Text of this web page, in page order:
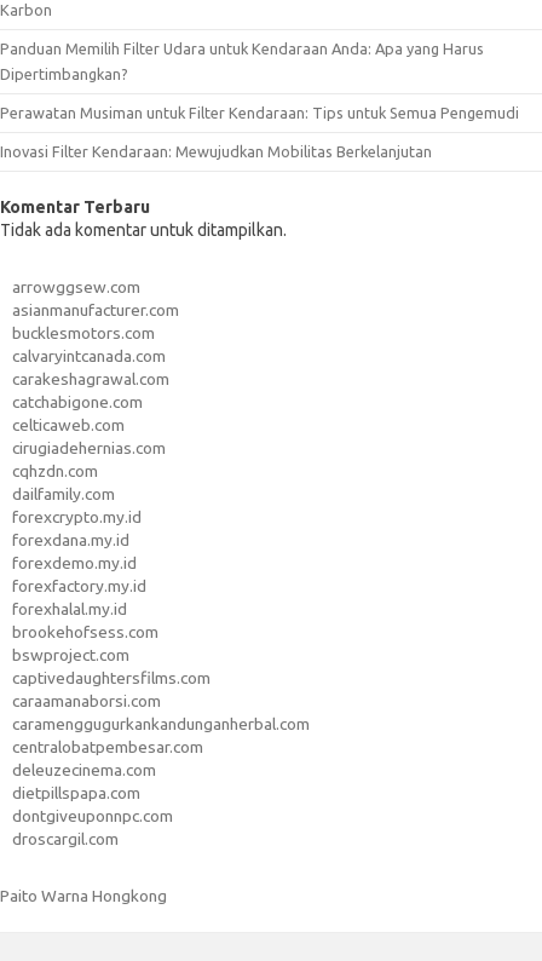
Karbon
Panduan Memilih Filter Udara untuk Kendaraan Anda: Apa yang Harus
Dipertimbangkan?
Perawatan Musiman untuk Filter Kendaraan: Tips untuk Semua Pengemudi
Inovasi Filter Kendaraan: Mewujudkan Mobilitas Berkelanjutan
Komentar Terbaru
Tidak ada komentar untuk ditampilkan.
arrowggsew.com
asianmanufacturer.com
bucklesmotors.com
calvaryintcanada.com
carakeshagrawal.com
catchabigone.com
celticaweb.com
cirugiadehernias.com
cqhzdn.com
dailfamily.com
forexcrypto.my.id
forexdana.my.id
forexdemo.my.id
forexfactory.my.id
forexhalal.my.id
brookehofsess.com
bswproject.com
captivedaughtersfilms.com
caraamanaborsi.com
caramenggugurkankandunganherbal.com
centralobatpembesar.com
deleuzecinema.com
dietpillspapa.com
dontgiveuponnpc.com
droscargil.com
Paito Warna Hongkong